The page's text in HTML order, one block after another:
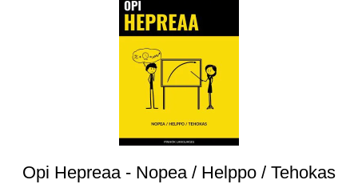
Opi Hepreaa - Nopea / Helppo / Tehokas